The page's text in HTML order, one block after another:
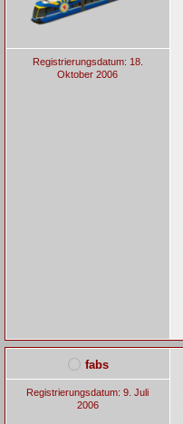
Registrierungsdatum: 18.
Oktober 2006
fabs
Registrierungsdatum: 9. Juli
2006